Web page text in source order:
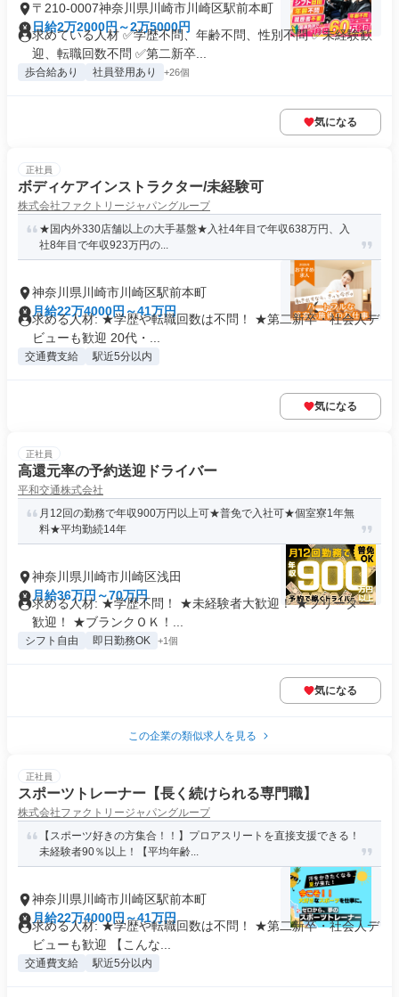
〒210-0007神奈川県川崎市川崎区駅前本町
日給2万2000円～2万5000円
求めている人材 ✅学歴不問、年齢不問、性別不問 ✅未経験歓
迎、転職回数不問 ✅第二新卒...
歩合給あり 社員登用あり +26個
気になる
正社員
ボディケアインストラクター/未経験可
株式会社ファクトリージャパングループ
★国内外330店舗以上の大手基盤★入社4年目で年収638万円、入
社8年目で年収923万円の...
神奈川県川崎市川崎区駅前本町
月給22万4000円～41万円
求める人材: ★学歴や転職回数は不問！ ★第二新卒・社会人デ
ビューも歓迎 20代・...
交通費支給 駅近5分以内
気になる
正社員
高還元率の予約送迎ドライバー
平和交通株式会社
月12回の勤務で年収900万円以上可★普免で入社可★個室寮1年無
料★平均勤続14年
神奈川県川崎市川崎区浅田
月給36万円～70万円
求める人材: ★学歴不問！ ★未経験者大歓迎！ ★フリーター
歓迎！ ★ブランクＯＫ！...
シフト自由 即日勤務OK +1個
気になる
この企業の類似求人を見る
正社員
スポーツトレーナー【長く続けられる専門職】
株式会社ファクトリージャパングループ
【スポーツ好きの方集合！！】プロアスリートを直接支援できる！
未経験者90％以上！【平均年齢...
神奈川県川崎市川崎区駅前本町
月給22万4000円～41万円
求める人材: ★学歴や転職回数は不問！ ★第二新卒・社会人デ
ビューも歓迎 【こんな...
交通費支給 駅近5分以内